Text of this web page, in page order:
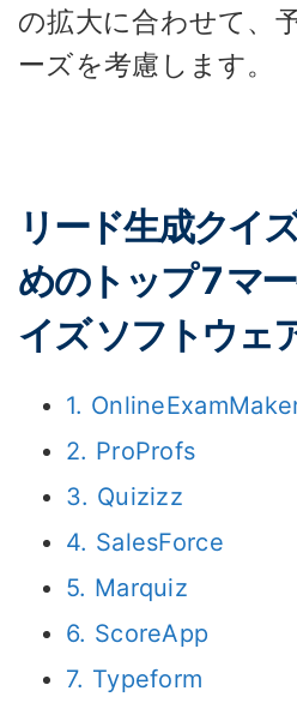
の拡大に合わせて、
ーズを考慮します。
リード生成クイ
めのトップ 7 マ
イズ ソフトウェ
1.
2. ProProfs
3. Quizizz
4. SalesForce
5. Marquiz
6. ScoreApp
7. Typeform